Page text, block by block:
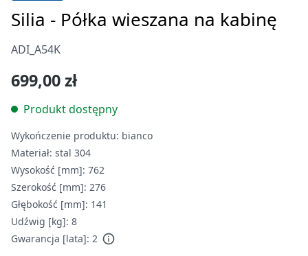
Silia - Półka wieszana na kabinę
ADI_A54K
699,00 zł
Produkt dostępny
Wykończenie produktu: bianco
Materiał: stal 304
Wysokość [mm]: 762
Szerokość [mm]: 276
Głębokość [mm]: 141
Udźwig [kg]: 8
Gwarancja [lata]: 2